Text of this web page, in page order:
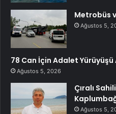
Metrobüs
Ağustos 5,
78 Can İçin Adalet Yürüyüşü
Ağustos 5, 2026
Çıralı
Ağustos 5,